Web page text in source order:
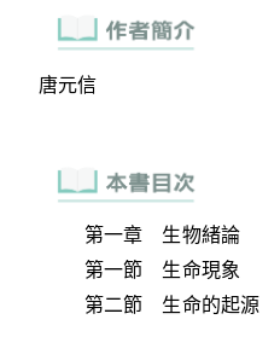
第一章 生物緒論
第一節 生命現象
第二節 生命的起源